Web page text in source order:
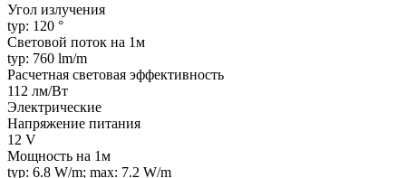
Угол излучения
typ: 120 °
Световой поток на 1м
typ: 760 lm/m
Расчетная световая эффективность
112 лм/Вт
Электрические
Напряжение питания
12 V
Мощность на 1м
typ: 6.8 W/m; max: 7.2 W/m